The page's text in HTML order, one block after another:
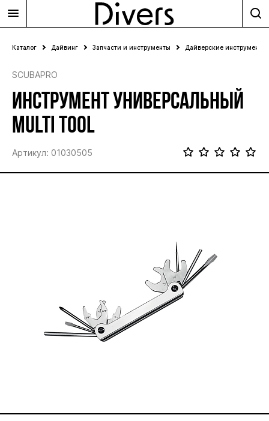
Каталог Дайвинг Запчасти и инструменты Дайверские инструменты
SCUBAPRO
ИНСТРУМЕНТ УНИВЕРСАЛЬНЫЙ
MULTI TOOL
Артикул: 01030505